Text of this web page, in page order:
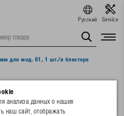
Русский Service
для мод. 61, 1 шт./в блистере
анализа данных о наших
наш сайт, отображать